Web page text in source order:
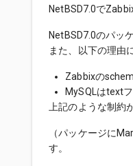
NetBSD7.0で
NetBSD7.0のパッ
また、以下の理由
Zabbixの
MySQLはtext
上記のような制約
（パッケージに
す。